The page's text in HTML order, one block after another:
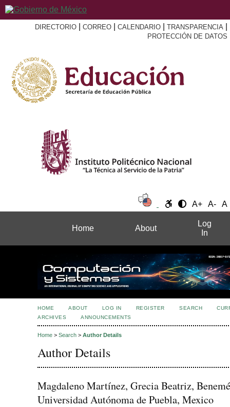
DIRECTORIO CORREO CALENDARIO TRANSPARENCIA
PROTECCIÓN DE DATOS
A+ A- A
Home About
Log
In
HOME ABOUT LOG IN REGISTER SEARCH
ARCHIVES
ANNOUNCEMENTS
Home > Search > Author Details
Author Details
Magdaleno Martínez, Grecia Beatriz,
Universidad Autónoma de Puebla, Mexico